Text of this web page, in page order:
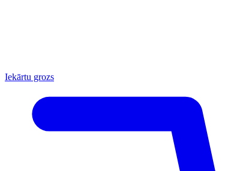
Iekārtu grozs